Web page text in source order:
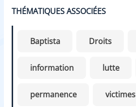
THÉMATIQUES ASSOCIÉES
Baptista Droits
information lutte
permanence victimes